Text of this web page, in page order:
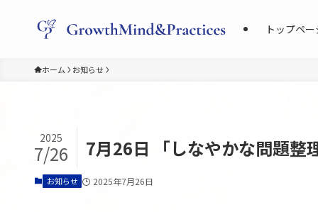
トップペー
ホーム お知らせ
7月26日 「しなやかな問題整
2025
7/26
お知らせ 2025年7月26日